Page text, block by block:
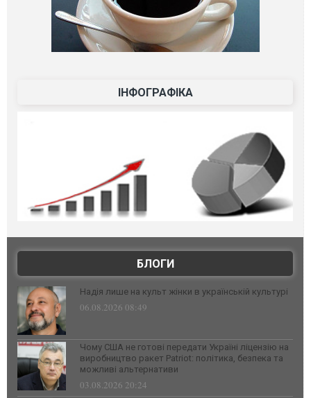
ІНФОГРАФІКА
БЛОГИ
Надія лише на культ жінки в українській культурі
06.08.2026 08:49
Чому США не готові передати Україні ліцензію на
виробництво ракет Patriot: політика, безпека та
можливі альтернативи
03.08.2026 20:24